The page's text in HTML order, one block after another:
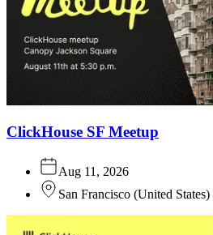
ClickHouse SF Meetup
Aug 11, 2026
San Francisco (United States)